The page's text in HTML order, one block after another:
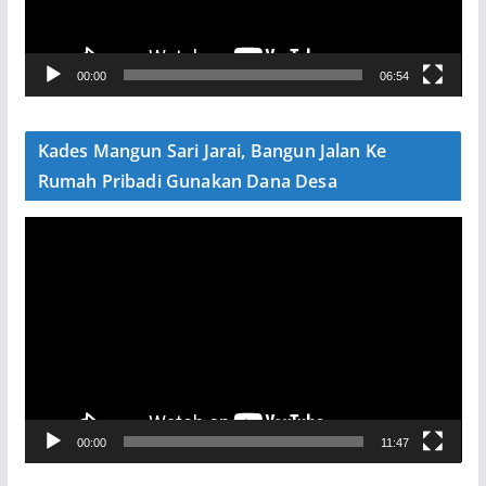
V
e
00:00 06:54
Kades Mangun Sari Jarai, Bangun Jalan Ke
Rumah Pribadi Gunakan Dana Desa
V
00:00 11:47